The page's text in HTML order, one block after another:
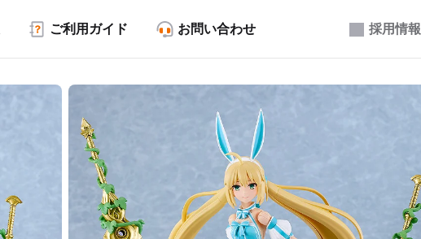
採用情報
ご利用ガイド お問い合わせ